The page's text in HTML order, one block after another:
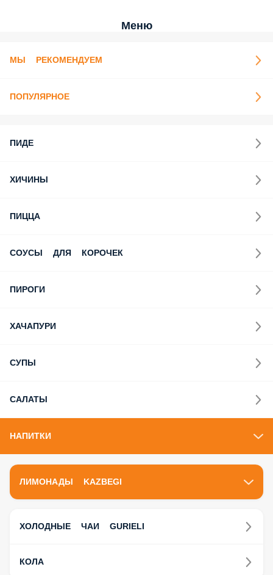
Меню
МЫ РЕКОМЕНДУЕМ
ПОПУЛЯРНОЕ
ПИДЕ
ХИЧИНЫ
ПИЦЦА
СОУСЫ ДЛЯ КОРОЧЕК
ПИРОГИ
ХАЧАПУРИ
СУПЫ
САЛАТЫ
НАПИТКИ
ЛИМОНАДЫ KAZBEGI
ХОЛОДНЫЕ ЧАИ GURIELI
КОЛА